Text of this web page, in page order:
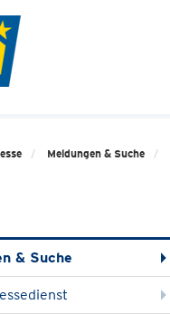
Meldungen & Suche
& Suche